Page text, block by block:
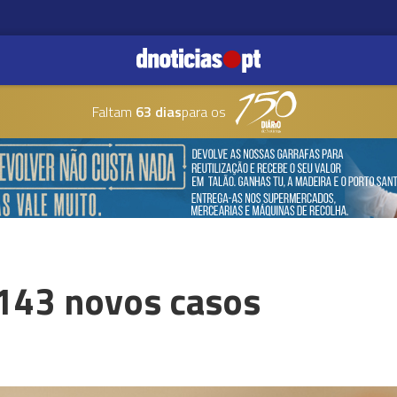
Faltam 63 diaspara os
novos casos